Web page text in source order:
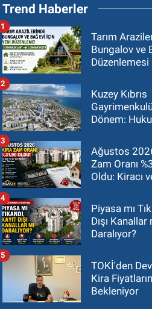
Trend Haberler
Tarım
Bungalov ve
Düzenlemesi
Dönüme
1
Kuzey Kıbrıs
Dönem:
Değiştiriyor
2
Ağustos
Zam Oranı
Oldu: Kiracı
3
Piyasa mı
Dışı Kanallar
Daralıyor?
4
TOKİ'den
Kira
Bekleniyor
5